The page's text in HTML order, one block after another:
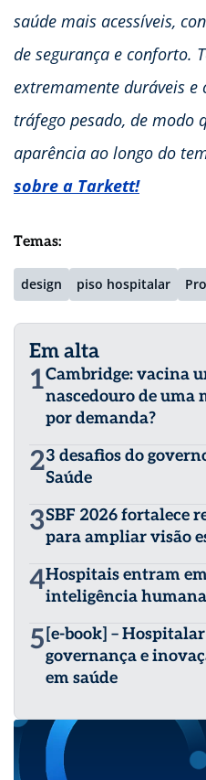
saúde mais acessíveis,
de segurança e conforto.
extremamente duráveis e
tráfego pesado, de modo
aparência ao longo do
sobre a Tarkett!
Temas:
design piso hospitalar
Em alta
1Cambridge: vacina
nascedouro de uma
por demanda?
23 desafios do
Saúde
3SBF 2026 fortalece
para ampliar visão
4Hospitais entram
inteligência
5 [e-book] –
governança e
em saúde